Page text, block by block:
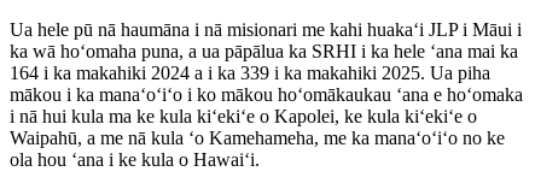
Ua hele pū nā haumāna i nā misionari me kahi huakaʻi JLP i Māui i
ka wā hoʻomaha puna, a ua pāpālua ka SRHI i ka hele ʻana mai ka
164 i ka makahiki 2024 a i ka 339 i ka makahiki 2025. Ua piha
mākou i ka manaʻoʻiʻo i ko mākou hoʻomākaukau ʻana e hoʻomaka
i nā hui kula ma ke kula kiʻekiʻe o Kapolei, ke kula kiʻekiʻe o
Waipahū, a me nā kula ʻo Kamehameha, me ka manaʻoʻiʻo no ke
ola hou ʻana i ke kula o Hawaiʻi.